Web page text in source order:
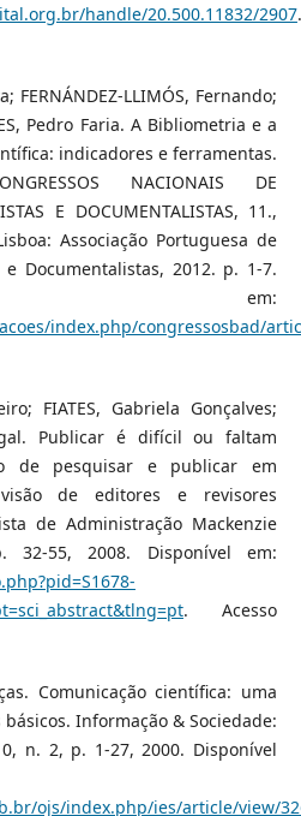
handle/20.500.11832/2907.
FERNÁNDEZ-LLIMÓS, Fernando;
Pedro Faria. A Bibliometria e a
indicadores e ferramentas.
NACIONAIS DE
E DOCUMENTALISTAS, 11.,
Associação Portuguesa de
Documentalistas, 2012. p. 1-7.
em:
index.php/congressosbad/
FIATES, Gabriela Gonçalves;
Publicar é difícil ou faltam
de pesquisar e publicar em
de editores e revisores
de Administração Mackenzie
55, 2008. Disponível em:
. Acesso
Comunicação científica: uma
Informação & Sociedade:
n. 2, p. 1-27, 2000. Disponível
ojs/index.php/ies/article/view/